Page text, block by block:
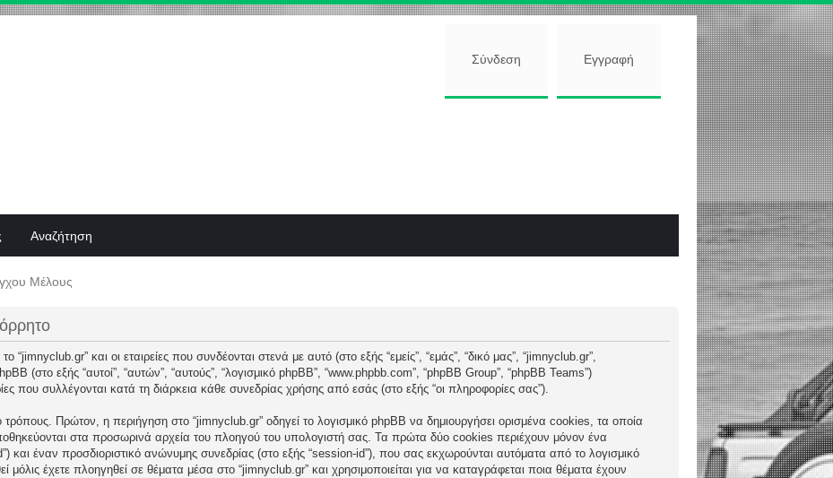
Σύνδεση Εγγραφή
Αναζήτηση
Μέλους
“jimnyclub.gr” και οι εταιρείες που συνδέονται στενά με αυτό (στο εξής “εμείς”, “εμάς”, “δικό μας”, “jimnyclub.gr”,
(στο εξής “αυτοί”, “αυτών”, “αυτούς”, “λογισμικό phpBB”, “www.phpbb.com”, “phpBB Group”, “phpBB Teams”)
που συλλέγονται κατά τη διάρκεια κάθε συνεδρίας χρήσης από εσάς (στο εξής “οι πληροφορίες σας”).
Πρώτον, η περιήγηση στο “jimnyclub.gr” οδηγεί το λογισμικό phpBB να δημιουργήσει ορισμένα cookies, τα οποία
στα προσωρινά αρχεία του πλοηγού του υπολογιστή σας. Τα πρώτα δύο cookies περιέχουν μόνον ένα
και έναν προσδιοριστικό ανώνυμης συνεδρίας (στο εξής “session-id”), που σας εκχωρούνται αυτόματα από το λογισμικό
μόλις έχετε πλοηγηθεί σε θέματα μέσα στο “jimnyclub.gr” και χρησιμοποιείται για να καταγράφεται ποια θέματα έχουν